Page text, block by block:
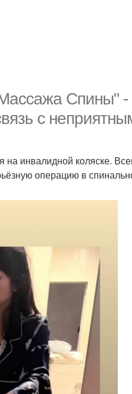
Спины" -
с
на инвалидной коляске.
операцию в